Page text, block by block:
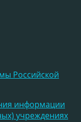
Российской
информации
учреждениях